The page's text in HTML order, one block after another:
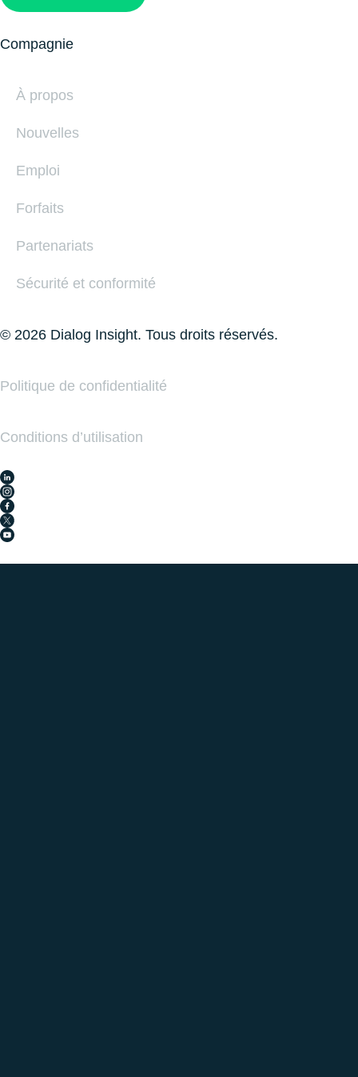
Compagnie
À propos
Nouvelles
Emploi
Forfaits
Partenariats
Sécurité et conformité
© 2026 Dialog Insight. Tous droits réservés.
Politique de conﬁdentialité
Conditions d’utilisation